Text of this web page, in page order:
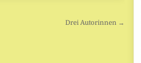
Drei Autorinnen →